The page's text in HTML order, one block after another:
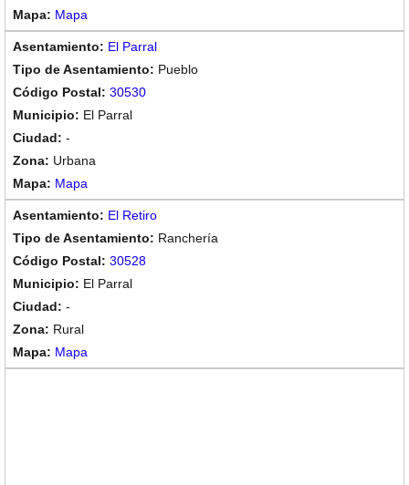
Mapa
El Parral
Pueblo
30530
El Parral
-
Urbana
Mapa
El Retiro
Ranchería
30528
El Parral
-
Rural
Mapa